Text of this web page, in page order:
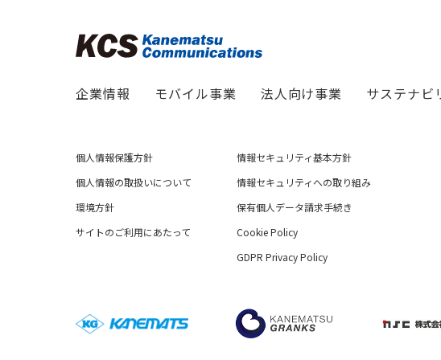
企業情報 モバイル事業 法人向け事業 サステナビ
個人情報保護方針
情報セキュリティ基本方針
個人情報の取扱いについて
情報セキュリティへの取り組み
環境方針
保有個人データ請求手続き
サイトのご利用にあたって
Cookie Policy
GDPR Privacy Policy